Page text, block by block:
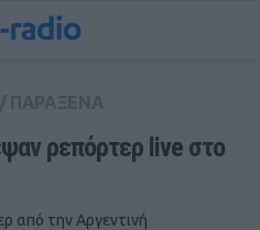
ρεπόρτερ live στο
από την Αργεντινή